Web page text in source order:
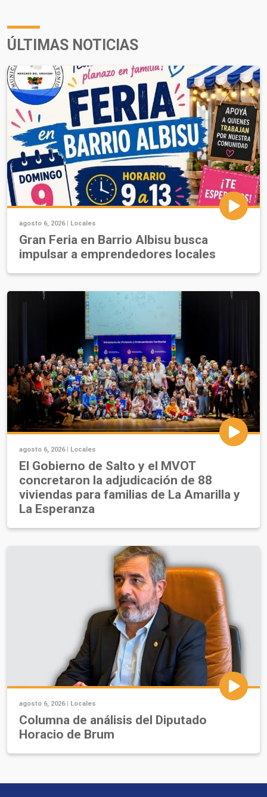
ÚLTIMAS NOTICIAS
agosto 6, 2026 | Locales
Gran Feria en Barrio Albisu busca
impulsar a emprendedores locales
agosto 6, 2026 | Locales
El Gobierno de Salto y el MVOT
concretaron la adjudicación de 88
viviendas para familias de La Amarilla y
La Esperanza
agosto 6, 2026 | Locales
Columna de análisis del Diputado
Horacio de Brum